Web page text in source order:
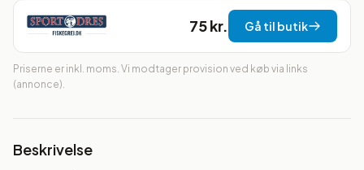
75 kr. Gå til butik
Priserne er inkl. moms. Vi modtager provision ved køb via links
(annonce).
Beskrivelse